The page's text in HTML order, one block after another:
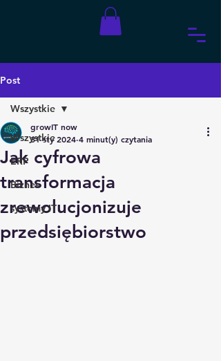
Post
Wszystkie
ERP
Biznes
systemy IT
Wszystkie
Jak cyfrowa
transformacja
zrewolucjonizuje
przedsiębiorstwo
growIT now
31 sty 2024 4 minut(y) czytania